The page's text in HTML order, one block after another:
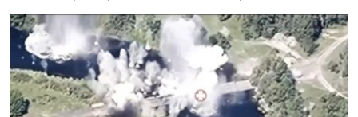
SÜRET
BLOGLAR
FİKİR